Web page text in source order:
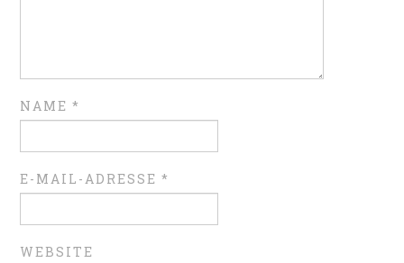
NAME*
E-MAIL-ADRESSE*
WEBSITE